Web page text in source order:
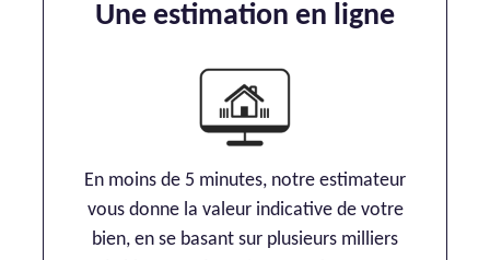
Une estimation en ligne
En moins de 5 minutes, notre estimateur
vous donne la valeur indicative de votre
bien, en se basant sur plusieurs milliers